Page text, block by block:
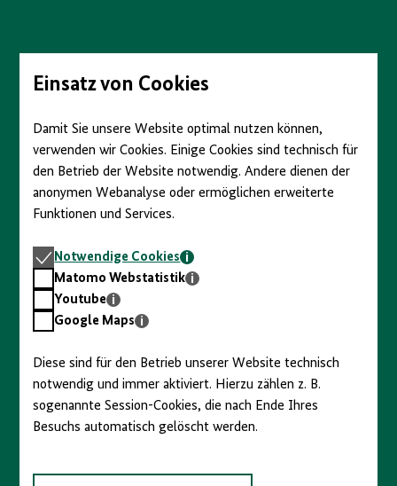
Seiteninhalt
springenEinsatz von Cookies
Damit Sie unsere Website optimal nutzen können,
verwenden wir Cookies. Einige Cookies sind technisch für
den Betrieb der Website notwendig. Andere dienen der
anonymen Webanalyse oder ermöglichen erweiterte
Funktionen und Services.
Notwendige
Cookies
Notwendige Cookies
Matomo
Webstatistik
Matomo Webstatistik
Youtube
Youtube
GoogleGoogle Maps
Diese sind für den Betrieb unserer Website technisch
notwendig und immer aktiviert. Hierzu zählen z. B.
sogenannte Session-Cookies, die nach Ende Ihres
Besuchs automatisch gelöscht werden.